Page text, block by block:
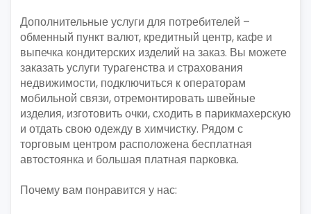
Дополнительные услуги для потребителей –
обменный пункт валют, кредитный центр, кафе и
выпечка кондитерских изделий на заказ. Вы можете
заказать услуги турагенства и страхования
недвижимости, подключиться к операторам
мобильной связи, отремонтировать швейные
изделия, изготовить очки, сходить в парикмахерскую
и отдать свою одежду в химчистку. Рядом с
торговым центром расположена бесплатная
автостоянка и большая платная парковка.
Почему вам понравится у нас: